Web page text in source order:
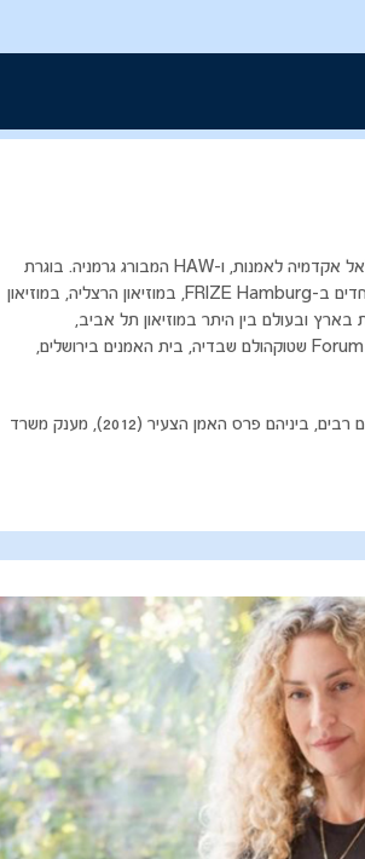
אמנית רב תחומית, חיה ועובדת בתל אביב. בוגרת תואר ראשון ושני מבצלאל אקדמיה לאמנות, ו-HAW המבורג גרמניה. בוגרת
חממת האמנים בצבע טרי בשנת 2009. הצגתי תערוכות יחיד ופרויקטים מיוחדים ב-FRIZE Hamburg, במוזיאון הרצליה, במוזיאון
ובעולם בין היתר במוזיאון תל אביב,
Kunstraum Kreuzberg/Bethanien בברלין, Forum för levande historia שטוקהולם שבדיה, בית האמנים בירושלים,
עבודותיי נמצאות באוספים פרטיים וציבוריים ובנוסף זכיתי במענקים ופרסים רבים, ביניהם פרס האמן הצעיר (2012), מענק משרד